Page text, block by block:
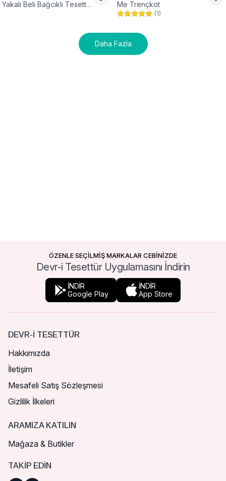
Yakalı Beli Bağcıklı Tesettür
Me Trençkot
(1)
Daha Fazla
ÖZENLE SEÇİLMİŞ MARKALAR CEBİNİZDE
Devr-i Tesettür Uygulamasını İndirin
İNDİR
Google Play
İNDİR
App Store
DEVR-I TESETTÜR
Hakkımızda
İletişim
Mesafeli Satış Sözleşmesi
Gizlilik İlkeleri
ARAMIZA KATILIN
Mağaza & Butikler
TAKIP EDIN